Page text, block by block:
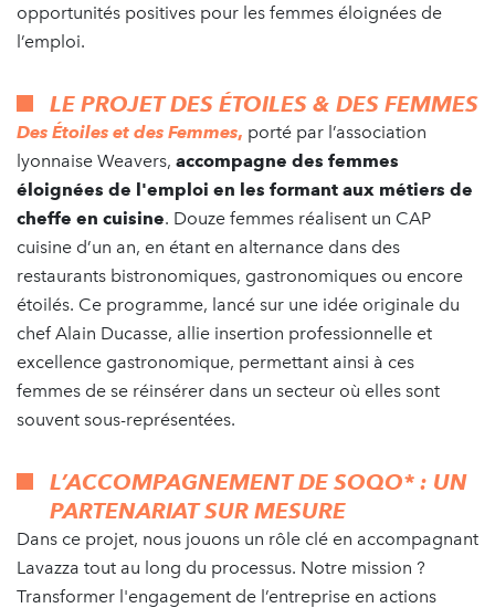
opportunités positives pour les femmes éloignées de
l’emploi.
LE PROJET DES ÉTOILES & DES FEMMES
Des Étoiles et des Femmes, porté par l’association
lyonnaise Weavers, accompagne des femmes
éloignées de l'emploi en les formant aux métiers de
cheffe en cuisine. Douze femmes réalisent un CAP
cuisine d’un an, en étant en alternance dans des
restaurants bistronomiques, gastronomiques ou encore
étoilés. Ce programme, lancé sur une idée originale du
chef Alain Ducasse, allie insertion professionnelle et
excellence gastronomique, permettant ainsi à ces
femmes de se réinsérer dans un secteur où elles sont
souvent sous-représentées.
L’ACCOMPAGNEMENT DE SOQO* : UN
PARTENARIAT SUR MESURE
Dans ce projet, nous jouons un rôle clé en accompagnant
Lavazza tout au long du processus. Notre mission ?
Transformer l'engagement de l’entreprise en actions